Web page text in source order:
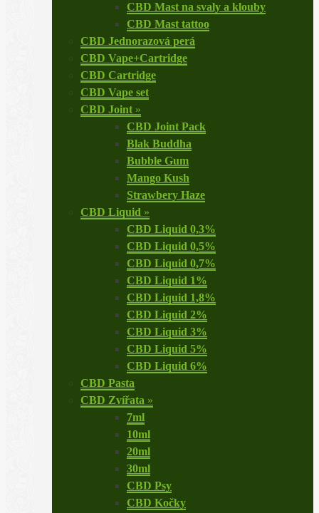
CBD Mast na svaly a klouby
CBD Mast tattoo
CBD Jednorazová perá
CBD Vape+Cartridge
CBD Cartridge
CBD Vape set
CBD Joint »
CBD Joint Pack
Blak Buddha
Bubble Gum
Mango Kush
Strawbery Haze
CBD Liquid »
CBD Liquid 0,3%
CBD Liquid 0,5%
CBD Liquid 0,7%
CBD Liquid 1%
CBD Liquid 1,8%
CBD Liquid 2%
CBD Liquid 3%
CBD Liquid 5%
CBD Liquid 6%
CBD Pasta
CBD Zvířata »
7ml
10ml
20ml
30ml
CBD Psy
CBD Kočky